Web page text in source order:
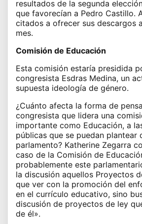
resultados de la segunda
que favorecían a Pedro Castillo.
citados a ofrecer sus descargos
mes.
Comisión de Educación
Esta comisión estaría presidida
congresista Esdras Medina, un
supuesta ideología de género.
¿Cuánto afecta la forma de
congresista que lidera una
importante como Educación, a
públicas que se puedan plantear
parlamento? Katherine Zegarra
caso de la Comisión de
probablemente este
la discusión aquellos Proyectos
que ver con la promoción del
en el currículo educativo, sino
discusión de proyectos de ley
de él».